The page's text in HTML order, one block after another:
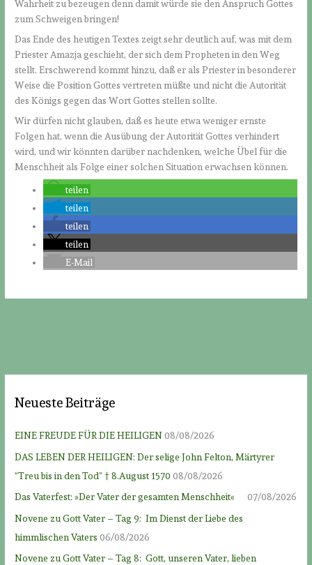
Wahrheit zu bezeugen denn damit würde sie den Anspruch Gottes
zum Schweigen bringen!
Das Ende des heutigen Textes zeigt sehr deutlich auf, was mit dem
Priester Amazja geschieht, der sich dem Propheten in den Weg
stellt. Erschwerend kommt hinzu, daß er als Priester in besonderer
Weise die Position Gottes vertreten müßte und nicht die Autorität
des Königs gegen das Wort Gottes stellen sollte.
Wir dürfen nicht glauben, daß es heute etwa weniger ernste
Folgen hat, wenn die Ausübung der Autorität Gottes verhindert
wird, und wir könnten darüber nachdenken, welche Übel für die
Menschheit als Folge einer solchen Situation erwachsen können.
teilen
teilen
teilen
teilen
E-Mail
Neueste Beiträge
EINE FREUDE FÜR DIE HEILIGEN08/08/2026
DAS LEBEN DER HEILIGEN: Der selige John Felton, Märtyrer
“Treu bis in den Tod” † 8.August 1570 08/08/2026
Das Vaterfest: »Der Vater der gesamten Menschheit«
07/08/2026
Novene zu Gott Vater – Tag 9: Im Dienst der Liebe des
himmlischen Vaters 06/08/2026
Novene zu Gott Vater – Tag 8: Gott, unseren Vater, lieben